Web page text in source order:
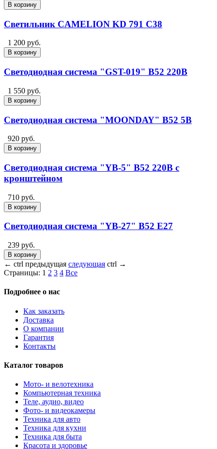
В корзину
Светильник CAMELION KD 791 C38
1 200 руб.
В корзину
Светодиодная система "GST-019" B52 220В
1 550 руб.
В корзину
Светодиодная система "MOONDAY" B52 5В
920 руб.
В корзину
Светодиодная система "YB-5" B52 220В с
кронштейном
710 руб.
В корзину
Светодиодная система "YB-27" B52 E27
239 руб.
В корзину
← ctrl предыдущая следующая ctrl →
Страницы: 1 2 3 4 Все
Подробнее о нас
Как заказать
Доставка
О компании
Гарантия
Контакты
Каталог товаров
Мото- и велотехника
Компьютерная техника
Теле, аудио, видео
Фото- и видеокамеры
Техника для авто
Техника для кухни
Техника для быта
Красота и здоровье